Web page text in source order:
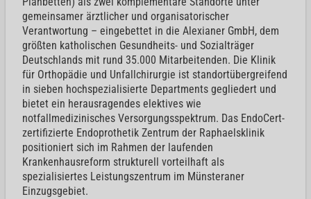
gemeinsamer ärztlicher und organisatorischer
Verantwortung – eingebettet in die Alexianer GmbH, dem
größten katholischen Gesundheits- und Sozialträger
Deutschlands mit rund 35.000 Mitarbeitenden. Die Klinik
für Orthopädie und Unfallchirurgie ist standortübergreifend
in sieben hochspezialisierte Departments gegliedert und
bietet ein herausragendes elektives wie
notfallmedizinisches Versorgungsspektrum. Das EndoCert-
zertifizierte Endoprothetik Zentrum der Raphaelsklinik
positioniert sich im Rahmen der laufenden
Krankenhausreform strukturell vorteilhaft als
spezialisiertes Leistungszentrum im Münsteraner
Einzugsgebiet.